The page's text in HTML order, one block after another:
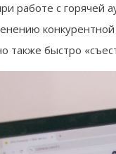
работе с горячей
также быстро